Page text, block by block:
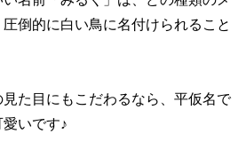
倒的に白い鳥に名付けられること
た目にもこだわるなら、平仮名で
愛いです♪